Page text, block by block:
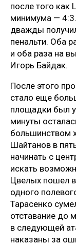
после того как
минимума —
дважды
пенальти. Оба
и оба раза на
Игорь Байдак.
После этого
стало еще
площадки был
минуты
большинством
Шайтанов в
начинать с
искать
Цвелых пошел
одного
Тарасенко
отставание до
в следующей
наказаны за